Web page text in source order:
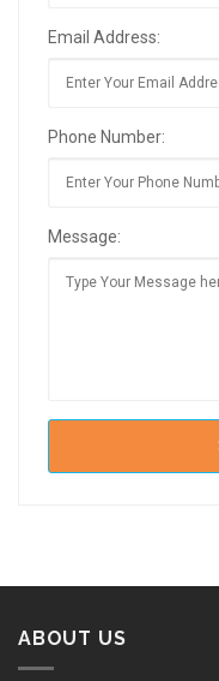
Email Address:
Phone Number:
Message:
ABOUT US